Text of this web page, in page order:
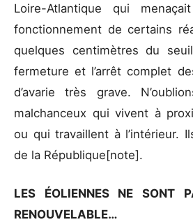
Loire-Atlantique qui
fonctionnement de certains
quelques centimètres du
fermeture et l’arrêt complet
d’avarie très grave.
malchanceux qui vivent à
ou qui travaillent à l’intérieur.
de la République[note].
LES ÉOLIENNES NE SONT
RENOUVELABLE…